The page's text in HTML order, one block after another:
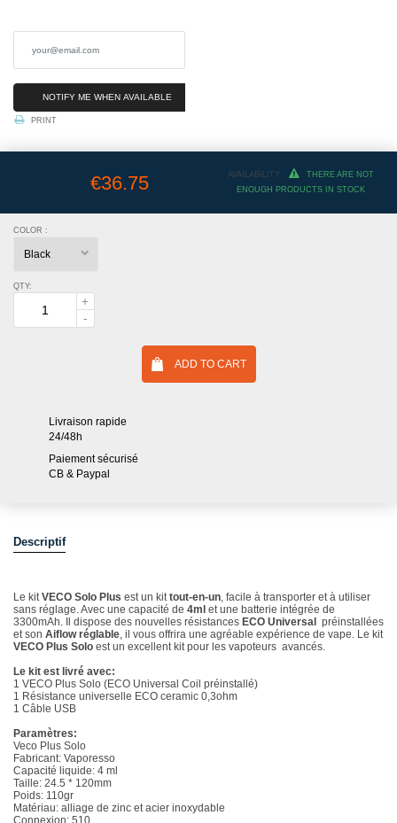
NOTIFY ME WHEN AVAILABLE
PRINT
€36.75 AVAILABILITY:
THERE ARE NOT
ENOUGH PRODUCTS IN STOCK
COLOR :
QTY:
ADD TO CART
Livraison rapide
24/48h
Paiement sécurisé
CB & Paypal
Descriptif
Le kitVECO Solo Plus est un kittout-en-un, facile à transporter et à utiliser
sans réglage. Avec une capacité de 4ml et une batterie intégrée de
3300mAh. Il dispose des nouvelles résistances ECO Universal
préinstallées
et son Aiflow réglable, il vous offrira une agréable expérience de vape. Le kit
VECO Plus Solo est un excellent kit pour les vapoteurs avancés.
Le kit est livré avec:
1 VECO Plus Solo (ECO Universal Coil préinstallé)
1 Résistance universelle ECO ceramic 0,3ohm
1 Câble USB
Paramètres:
Veco Plus Solo
Fabricant: Vaporesso
Capacité liquide: 4 ml
Taille: 24.5 * 120mm
Poids: 110gr
Matériau: alliage de zinc et acier inoxydable